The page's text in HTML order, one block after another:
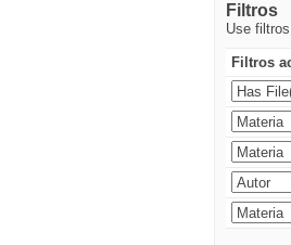
Filtros
Use
Filtros